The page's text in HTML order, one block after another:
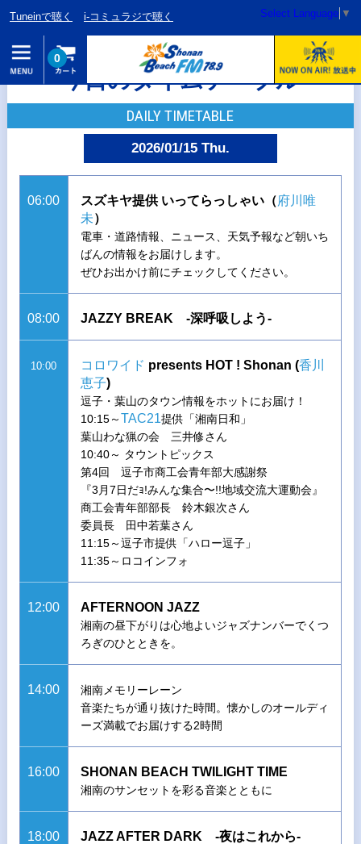
Tuneinで聴く i-コミュラジで聴く Select Language ▼
0
今日のタイムテーブル
DAILY TIMETABLE
2026/01/15 Thu.
06:00 スズキヤ提供 いってらっしゃい（府川唯
未）
電車・道路情報、ニュース、天気予報など朝いち
ばんの情報をお届けします。
ぜひお出かけ前にチェックしてください。
08:00 JAZZY BREAK -深呼吸しよう-
10:00 コロワイド presents HOT ! Shonan (香川
恵子)
逗子・葉山のタウン情報をホットにお届け！
10:15～TAC21提供「湘南日和」
葉山わな猟の会 三井修さん
10:40～ タウントピックス
第4回 逗子市商工会青年部大感謝祭
『3月7日だｮ!みんな集合〜!!地域交流大運動会』
商工会青年部部長 鈴木銀次さん
委員長 田中若葉さん
11:15～逗子市提供「ハロー逗子」
11:35～ロコインフォ
12:00 AFTERNOON JAZZ
湘南の昼下がりは心地よいジャズナンバーでくつ
ろぎのひとときを。
14:00
湘南メモリーレーン
音楽たちが通り抜けた時間。懐かしのオールディ
ーズ満載でお届けする2時間
16:00 SHONAN BEACH TWILIGHT TIME
湘南のサンセットを彩る音楽とともに
18:00 JAZZ AFTER DARK -夜はこれから-